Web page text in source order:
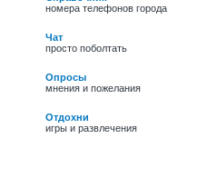
номера телефонов города
Чат
просто поболтать
Опросы
мнения и пожелания
Отдохни
игры и развлечения
Іванович Полевик.
Фольклорист, лауреат
Г.Верьовки, Б. Грінченка
і премії Фонду культури,